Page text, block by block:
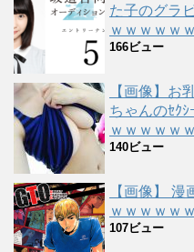
た子のグラ
ｗｗｗｗｗ
166ビュー
【画像】お
ちゃんのｾｸ
ｗｗｗｗｗ
140ビュー
【画像】
ｗｗｗｗｗ
107ビュー